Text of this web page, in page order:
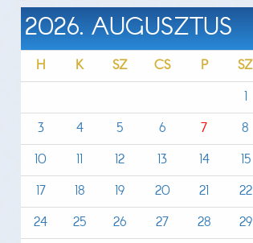
2026. AUGUSZTUS
H K SZ CS P SZ
1
3
4 5 6 7 8
10
11 12 13 14 15
17
18 19 20 21 22
24
25 26 27 28 29